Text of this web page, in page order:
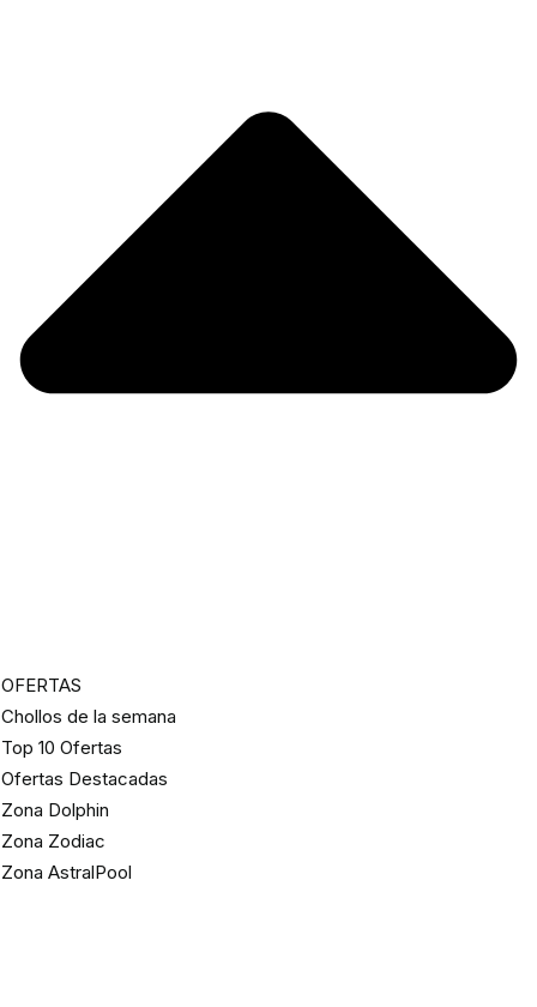
OFERTAS
Chollos de la semana
Top 10 Ofertas
Ofertas Destacadas
Zona Dolphin
Zona Zodiac
Zona AstralPool